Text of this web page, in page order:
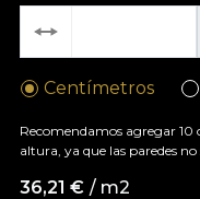
Centímetros
Recomendamos agregar
altura, ya que las paredes
36,21 € / m2